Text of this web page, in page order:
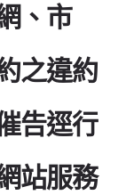
、市
之違約
告逕行
站服務